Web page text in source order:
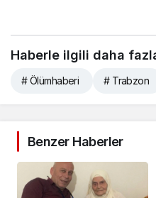
Haberle ilgili daha
# Ölümhaberi # Trabzon
Benzer Haberler